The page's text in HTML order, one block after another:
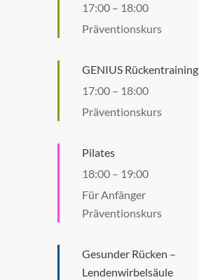
17:00 – 18:00
Präventionskurs
GENIUS Rückentraining
17:00 – 18:00
Präventionskurs
Pilates
18:00 – 19:00
Für Anfänger
Präventionskurs
Gesunder Rücken –
Lendenwirbelsäule